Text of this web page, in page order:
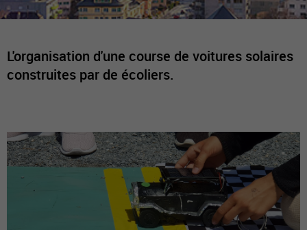
L'organisation d'une course de voitures solaires
construites par de écoliers.